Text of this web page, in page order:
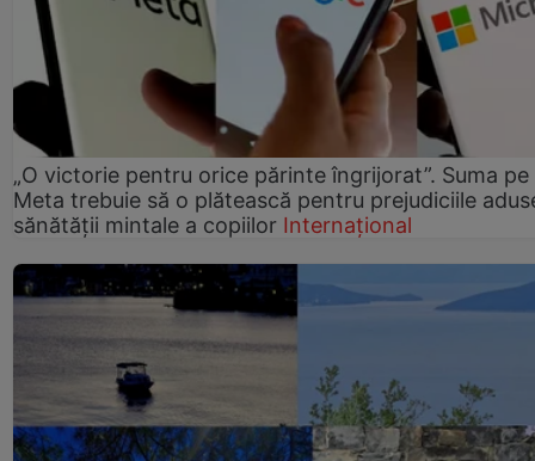
„O victorie pentru orice părinte îngrijorat”. Suma pe
Meta trebuie să o plătească pentru prejudiciile
sănătății mintale a copiilor Internațional